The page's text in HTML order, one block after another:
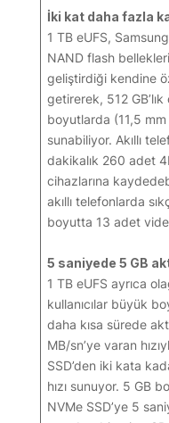
İki kat daha fazla
1 TB eUFS,
NAND flash
geliştirdiği kendine
getirerek, 512
boyutlarda (11,5
sunabiliyor. Akıllı
dakikalık 260 adet
cihazlarına
akıllı telefonlarda
boyutta 13 adet
5 saniyede 5 GB
1 TB eUFS ayrıca
kullanıcılar büyük
daha kısa sürede
MB/sn’ye varan
SSD’den iki kata
hızı sunuyor. 5 GB
NVMe SSD’ye 5